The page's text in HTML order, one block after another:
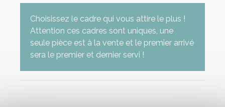
Choisissez le cadre qui vous attire le plus !
Attention ces cadres sont uniques, une
seule pièce est à la vente et le premier arrivé
sera le premier et dernier servi !